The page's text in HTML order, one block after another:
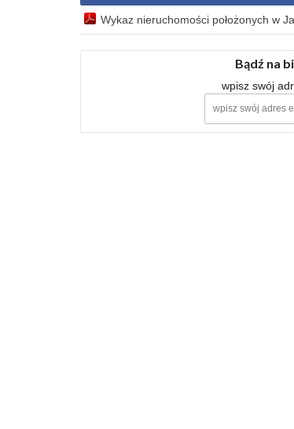
Wykaz nieruchomości położonych w
Bądź na
wpisz swój